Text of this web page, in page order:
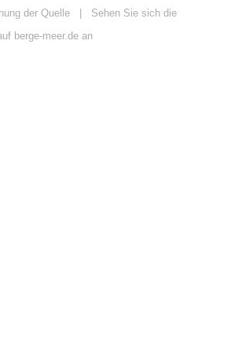
der Quelle | Sehen Sie sich die
berge-meer.de an